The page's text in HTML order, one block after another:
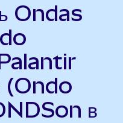
Ondas
(Ondo
в